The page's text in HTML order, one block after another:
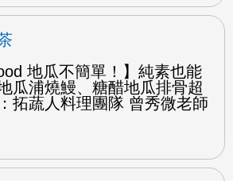
地瓜不簡單！】純素也能
浦燒鰻、糖醋地瓜排骨超
拓蔬人料理團隊 曾秀微老師